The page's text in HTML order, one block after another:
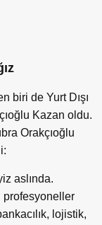
biri de Yurt Dışı
Kazan oldu.
Orakçıoğlu
aslında.
profesyoneller
lojistik,